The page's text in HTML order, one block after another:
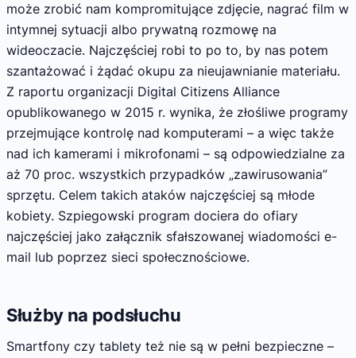
może zrobić nam kompromitujące zdjęcie, nagrać film w
intymnej sytuacji albo prywatną rozmowę na
wideoczacie. Najczęściej robi to po to, by nas potem
szantażować i żądać okupu za nieujawnianie materiału.
Z raportu organizacji Digital Citizens Alliance
opublikowanego w 2015 r. wynika, że złośliwe programy
przejmujące kontrolę nad komputerami – a więc także
nad ich kamerami i mikrofonami – są odpowiedzialne za
aż 70 proc. wszystkich przypadków „zawirusowania”
sprzętu. Celem takich ataków najczęściej są młode
kobiety. Szpiegowski program dociera do ofiary
najczęściej jako załącznik sfałszowanej wiadomości e-
mail lub poprzez sieci społecznościowe.
Służby na podsłuchu
Smartfony czy tablety też nie są w pełni bezpieczne –